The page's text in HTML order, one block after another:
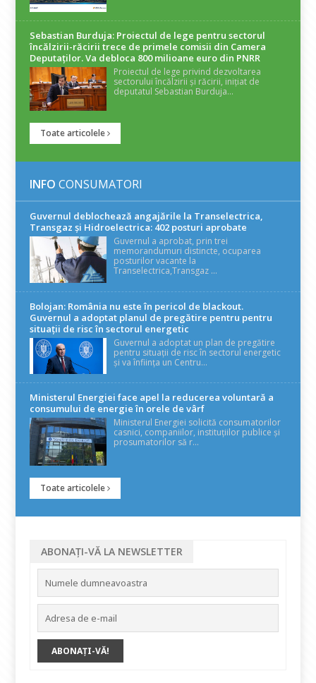
Sebastian Burduja: Proiectul de lege pentru sectorul
încălzirii-răcirii trece de primele comisii din Camera
Deputaților. Va debloca 800 milioane euro din PNRR
Proiectul de lege privind dezvoltarea
sectorului încălzirii și răcirii, inițiat de
deputatul Sebastian Burduja...
Toate articolele
INFO CONSUMATORI
Guvernul deblochează angajările la Transelectrica,
Transgaz și Hidroelectrica: 402 posturi aprobate
Guvernul a aprobat, prin trei
memorandumuri distincte, ocuparea
posturilor vacante la
Transelectrica,Transgaz ...
Bolojan: România nu este în pericol de blackout.
Guvernul a adoptat planul de pregătire pentru pentru
situații de risc în sectorul energetic
Guvernul a adoptat un plan de pregătire
pentru situații de risc în sectorul energetic
și va înființa un Centru...
Ministerul Energiei face apel la reducerea voluntară a
consumului de energie în orele de vârf
Ministerul Energiei solicită consumatorilor
casnici, companiilor, instituțiilor publice și
prosumatorilor să r...
Toate articolele
ABONAȚI-VĂ LA NEWSLETTER